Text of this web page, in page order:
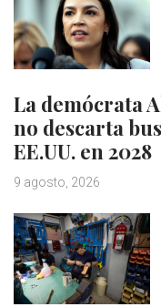
La demócrata
no descarta
EE.UU. en 2028
9 agosto, 2026